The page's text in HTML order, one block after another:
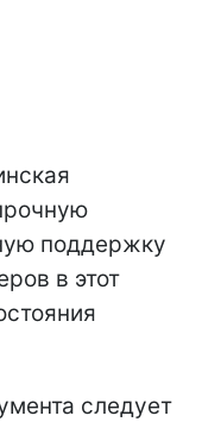
поддержку
в этот
следует